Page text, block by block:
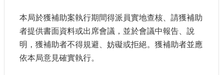
本局於獲補助案執行期間得派員實地查核、請獲補助
者提供書面資料或出席會議，並於會議中報告、說
明，獲補助者不得規避、妨礙或拒絕。獲補助者並應
依本局意見確實執行。